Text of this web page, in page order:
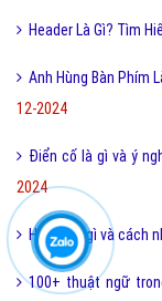
Header Là Gì? Tìm
Anh Hùng Bàn Phím
12-2024
Điển cố là gì và ý
2024
Homie là gì và cách
100+ thuật ngữ